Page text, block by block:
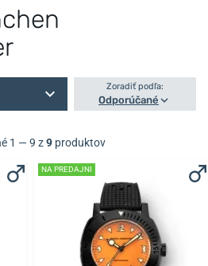
Zoradiť podľa:
Odporúčané
1 — 9 z9 produktov
NA PREDAJNI